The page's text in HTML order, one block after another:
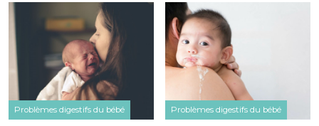
Problèmes digestifs du bébé Problèmes digestifs du bébé